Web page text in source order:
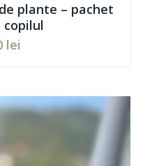
plante – pachet
copilul
lei